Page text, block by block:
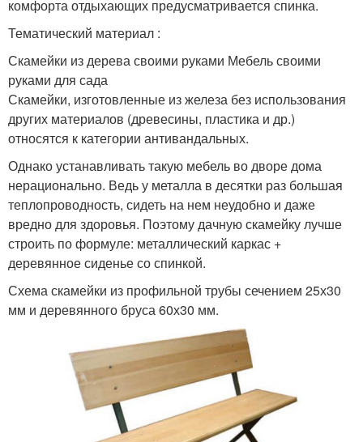
комфорта отдыхающих предусматривается спинка.
Тематический материал :
Скамейки из дерева своими руками Мебель своими
руками для сада
Скамейки, изготовленные из железа без использования
других материалов (древесины, пластика и др.)
относятся к категории антивандальных.
Однако устанавливать такую мебель во дворе дома
нерационально. Ведь у металла в десятки раз большая
теплопроводность, сидеть на нем неудобно и даже
вредно для здоровья. Поэтому дачную скамейку лучше
строить по формуле: металлический каркас +
деревянное сиденье со спинкой.
Схема скамейки из профильной трубы сечением 25х30
мм и деревянного бруса 60х30 мм.